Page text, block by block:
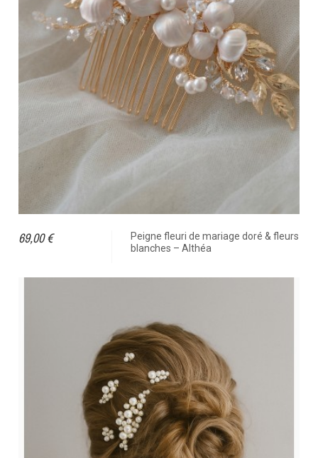
Peigne fleuri de mariage doré & fleurs
blanches – Althéa
69,00 €